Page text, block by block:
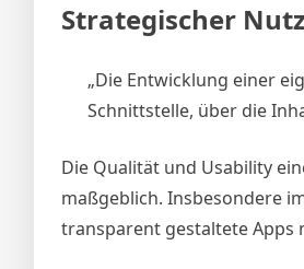
Strategischer
„Die Entwicklung einer
Schnittstelle, über die
Die Qualität und Usability
maßgeblich. Insbesondere
transparent gestaltete